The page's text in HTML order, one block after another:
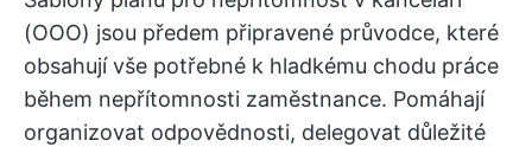
(OOO) jsou předem připravené průvodce, které
obsahují vše potřebné k hladkému chodu práce
během nepřítomnosti zaměstnance. Pomáhají
organizovat odpovědnosti, delegovat důležité